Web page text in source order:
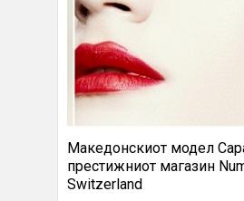
Македонскиот модел
престижниот магазин
Switzerland